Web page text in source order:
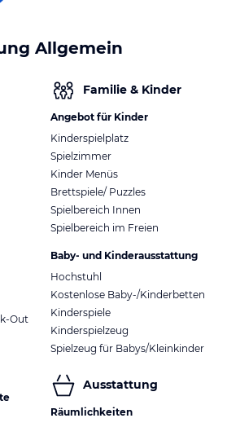
Allgemein
Out
Familie & Kinder
Angebot für Kinder
Kinderspielplatz
Spielzimmer
Kinder Menüs
Brettspiele/ Puzzles
Spielbereich Innen
Spielbereich im Freien
Baby- und Kinderausstattung
Hochstuhl
Kostenlose Baby-/Kinderbetten
Kinderspiele
Kinderspielzeug
Spielzeug für Babys/Kleinkinder
Ausstattung
Räumlichkeiten